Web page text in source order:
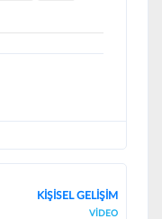
KİŞİSEL GELİŞİM
VİDEO